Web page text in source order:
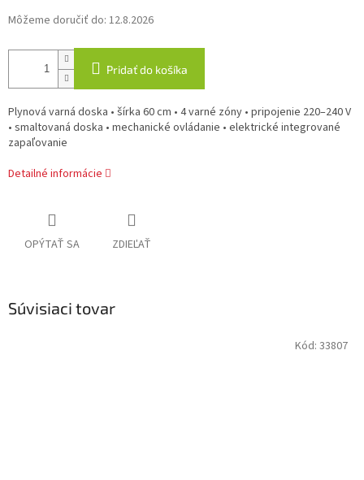
Môžeme doručiť do: 12.8.2026
Pridať do košíka
Plynová varná doska • šírka 60 cm • 4 varné zóny • pripojenie 220–240 V
• smaltovaná doska • mechanické ovládanie • elektrické integrované
zapaľovanie
Detailné informácie
OPÝTAŤ SA ZDIEĽAŤ
Súvisiaci tovar
Kód: 33807